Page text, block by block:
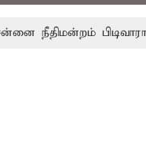
பிடிவாராண்ட்